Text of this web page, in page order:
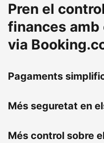
Pren el
finances amb
via
Pagaments
Més seguretat en
Més control sobre